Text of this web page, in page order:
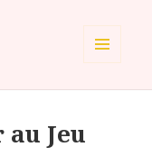
Jeu